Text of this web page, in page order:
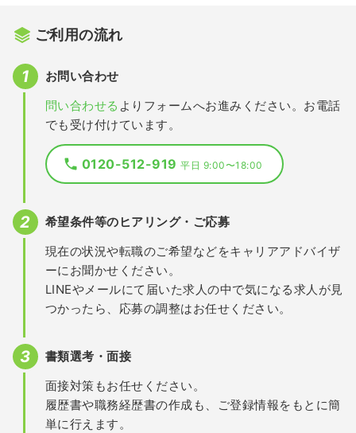
ご利用の流れ
お問い合わせ
問い合わせる よりフォームへお進みください。お電話
でも受け付けています。
0120-512-919平日 9:00〜18:00
希望条件等のヒアリング・ご応募
現在の状況や転職のご希望などをキャリアアドバイザ
ーにお聞かせください。
LINEやメールにて届いた求人の中で気になる求人が見
つかったら、応募の調整はお任せください。
書類選考・面接
面接対策もお任せください。
履歴書や職務経歴書の作成も、ご登録情報をもとに簡
単に行えます。